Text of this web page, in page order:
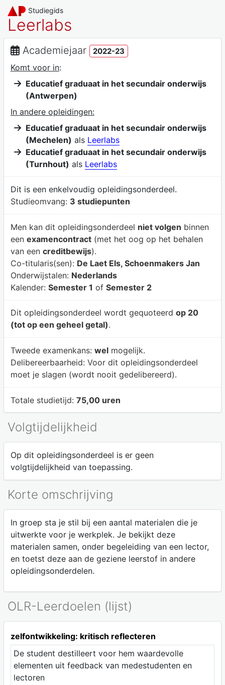
Studiegids
Leerlabs
Academiejaar 2022-23
Komt voor in:
Educatief graduaat in het secundair onderwijs
(Antwerpen)
In andere opleidingen:
Educatief graduaat in het secundair onderwijs
(Mechelen) als Leerlabs
Educatief graduaat in het secundair onderwijs
(Turnhout) als Leerlabs
Dit is een enkelvoudig opleidingsonderdeel.
Studieomvang: 3 studiepunten
Men kan dit opleidingsonderdeel niet volgen binnen
een examencontract(met het oog op het behalen
van een creditbewijs).
Co-titularis(sen): De Laet Els, Schoenmakers Jan
Onderwijstalen: Nederlands
Kalender: Semester 1 of Semester 2
Dit opleidingsonderdeel wordt gequoteerd op 20
(tot op een geheel getal).
Tweede examenkans: welmogelijk.
Delibereerbaarheid: Voor dit opleidingsonderdeel
moet je slagen (wordt nooit gedelibereerd).
Totale studietijd: 75,00 uren
Volgtijdelijkheid
Op dit opleidingsonderdeel is er geen
volgtijdelijkheid van toepassing.
Korte omschrijving
In groep sta je stil bij een aantal materialen die je
uitwerkte voor je werkplek. Je bekijkt deze
materialen samen, onder begeleiding van een lector,
en toetst deze aan de geziene leerstof in andere
opleidingsonderdelen.
OLR-Leerdoelen (lijst)
zelfontwikkeling: kritisch reflecteren
De student destilleert voor hem waardevolle
elementen uit feedback van medestudenten en
lectoren